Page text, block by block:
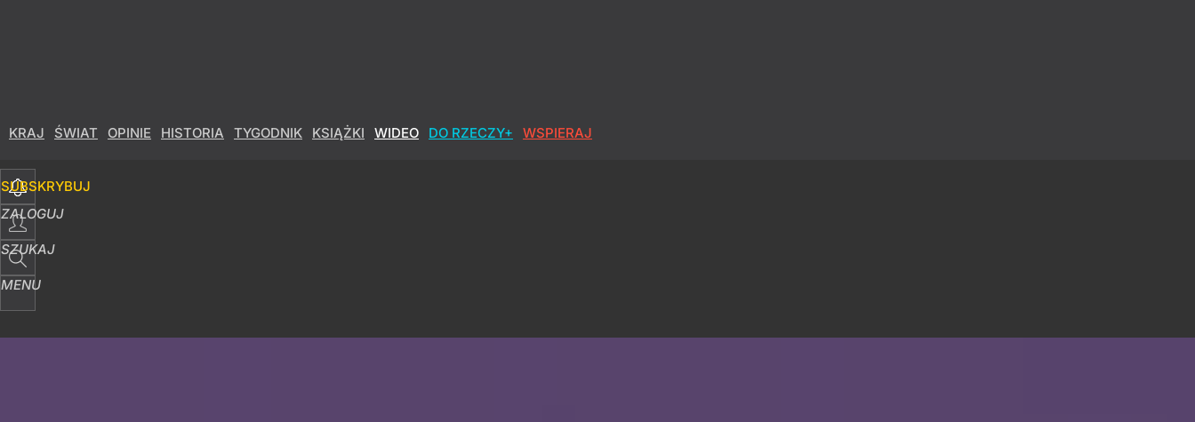
KRAJ ŚWIAT OPINIE HISTORIA TYGODNIK KSIĄŻKI WIDEO DO RZECZY+ WSPIERAJ
SUBSKRYBUJ
ZALOGUJ
SZUKAJ
MENU